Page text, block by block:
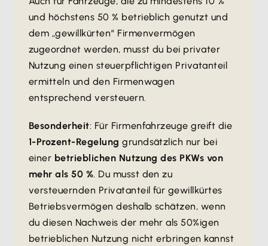
und höchstens 50 % betrieblich genutzt und
dem „gewillkürten“ Firmenvermögen
zugeordnet werden, musst du bei privater
Nutzung einen steuerpflichtigen Privatanteil
ermitteln und den Firmenwagen
entsprechend versteuern.
Besonderheit: Für Firmenfahrzeuge greift die
1-Prozent-Regelung grundsätzlich nur bei
einer betrieblichen Nutzung des PKWs von
mehr als 50 %. Du musst den zu
versteuernden Privatanteil für gewillkürtes
Betriebsvermögen deshalb schätzen, wenn
du diesen Nachweis der mehr als 50%igen
betrieblichen Nutzung nicht erbringen kannst